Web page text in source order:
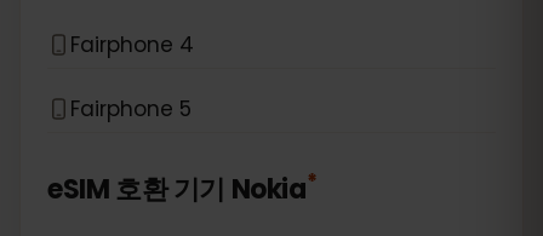
Fairphone 4
Fairphone 5
eSIM 호환 기기 Nokia*